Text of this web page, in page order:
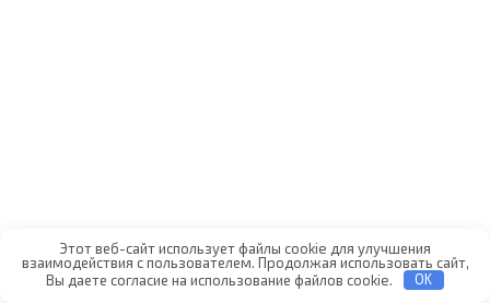
Этот веб-сайт использует файлы cookie для улучшения
взаимодействия с пользователем. Продолжая использовать сайт,
Вы даете согласие на использование файлов cookie.
OK